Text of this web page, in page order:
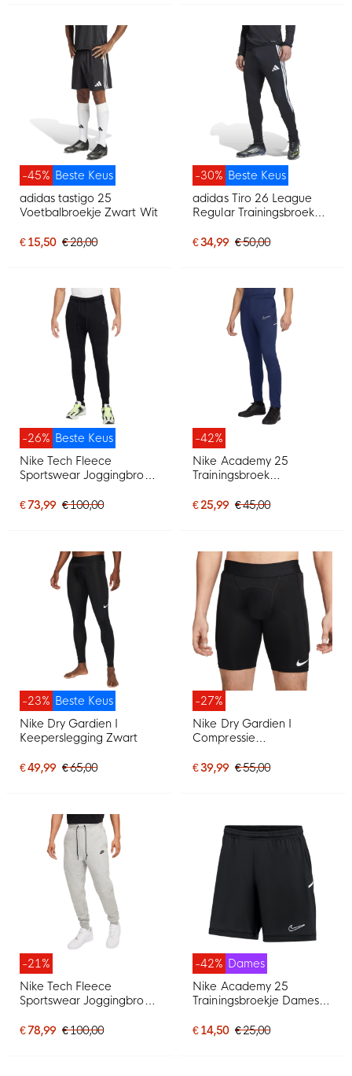
Beste Keus
-45%
adidas tastigo 25
Voetbalbroekje Zwart Wit
€ 15,50 € 28,00
Beste Keus
-30%
adidas Tiro 26 League
Regular Trainingsbroek
€ 34,99 € 50,00
Beste Keus
-26%
Nike Tech Fleece
Sportswear Joggingbroek
€ 73,99 € 100,00
-42%
Nike Academy 25
Trainingsbroek
€ 25,99 € 45,00
Beste Keus
-23%
Nike Dry Gardien I
Keeperslegging Zwart
€ 49,99 € 65,00
-27%
Nike Dry Gardien I
Compressie
€ 39,99 € 55,00
-21%
Nike Tech Fleece
Sportswear Joggingbroek
€ 78,99 € 100,00
-42% Dames
Nike Academy 25
Trainingsbroekje Dames
€ 14,50 € 25,00